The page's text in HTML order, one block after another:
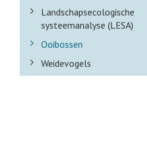
Landschapsecologische
systeemanalyse (LESA)
Ooibossen
Weidevogels